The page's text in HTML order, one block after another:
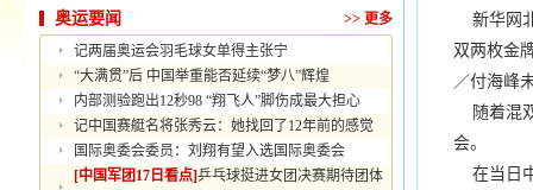
奥运要闻 >> 更多
记两届奥运会羽毛球女单得主张宁
“大满贯”后 中国举重能否延续“梦八”辉煌
内部测验跑出12秒98 “翔飞人”脚伤成最大担心
记中国赛艇名将张秀云：她找回了12年前的感觉
国际奥委会委员：刘翔有望入选国际奥委会
[中国军团17日看点]乒乓球挺进女团决赛期待团体
新华网
双两枚金
／付海峰
随着混
会。
在当日